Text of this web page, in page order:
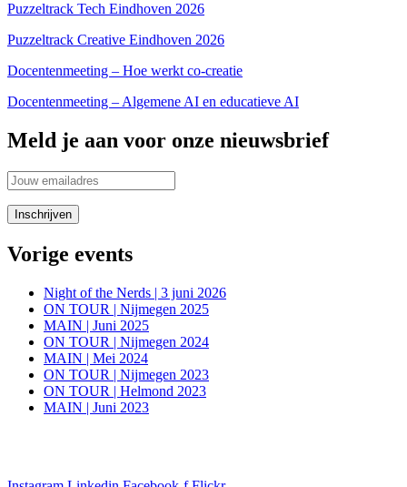
Puzzeltrack Tech Eindhoven 2026
Puzzeltrack Creative Eindhoven 2026
Docentenmeeting – Hoe werkt co-creatie
Docentenmeeting – Algemene AI en educatieve AI
Meld je aan voor onze nieuwsbrief
Vorige events
Night of the Nerds | 3 juni 2026
ON TOUR | Nijmegen 2025
MAIN | Juni 2025
ON TOUR | Nijmegen 2024
MAIN | Mei 2024
ON TOUR | Nijmegen 2023
ON TOUR | Helmond 2023
MAIN | Juni 2023